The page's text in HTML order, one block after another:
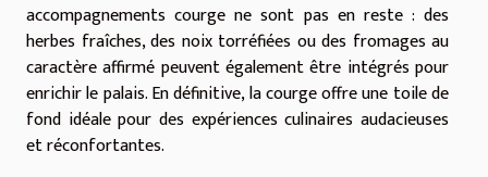
accompagnements courge ne sont pas en reste : des
herbes fraîches, des noix torréfiées ou des fromages au
caractère affirmé peuvent également être intégrés pour
enrichir le palais. En définitive, la courge offre une toile de
fond idéale pour des expériences culinaires audacieuses
et réconfortantes.